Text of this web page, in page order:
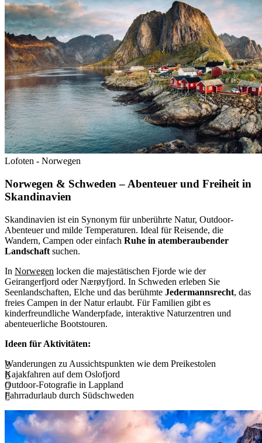
Lofoten - Norwegen
Norwegen & Schweden – Abenteuer und Freiheit in
Skandinavien
Skandinavien ist ein Synonym für unberührte Natur, Outdoor-
Abenteuer und milde Temperaturen. Ideal für Reisende, die
Wandern, Campen oder einfach Ruhe in atemberaubender
Landschaft suchen.
In Norwegen locken die majestätischen Fjorde wie der
Geirangerfjord oder Nærøyfjord. In Schweden erleben Sie
Seenlandschaften, Elche und das berühmte Jedermannsrecht, das
freies Campen in der Natur erlaubt. Für Familien gibt es
kinderfreundliche Wanderpfade, interaktive Naturzentren und
abenteuerliche Bootstouren.
Ideen für Aktivitäten:
Wanderungen zu Aussichtspunkten wie dem Preikestolen
Kajakfahren auf dem Oslofjord
Outdoor-Fotografie in Lappland
Fahrradurlaub durch Südschweden